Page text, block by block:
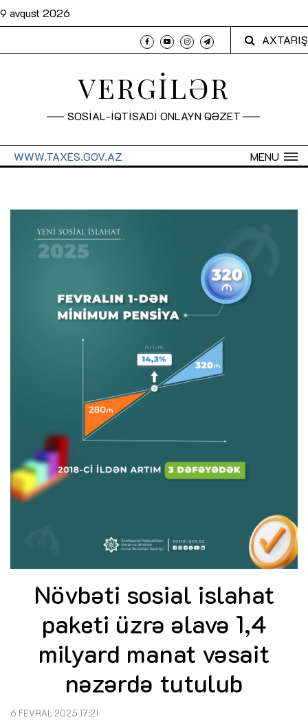
9 avqust 2026
AXTARIŞ
VERGİLƏR
SOSİAL-İQTİSADİ ONLAYN QƏZET
MENU
WWW.TAXES.GOV.AZ
Növbəti sosial islahat
paketi üzrə əlavə 1,4
milyard manat vəsait
nəzərdə tutulub
6 FEVRAL 2025 17:21